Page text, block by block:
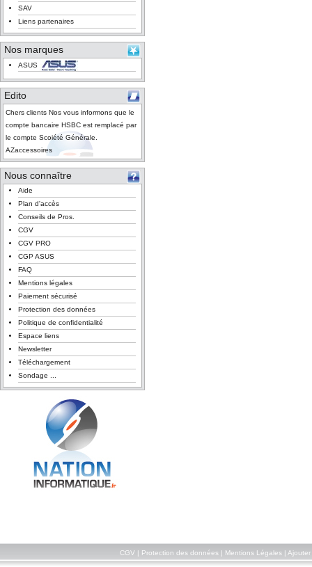
SAV
Liens partenaires
Nos marques
ASUS
Edito
Chers clients Nos vous informons que le
compte bancaire HSBC est remplacé par
le compte Scoiété Générale.
AZaccessoires
Nous connaître
Aide
Plan d'accès
Conseils de Pros.
CGV
CGV PRO
CGP ASUS
FAQ
Mentions légales
Paiement sécurisé
Protection des données
Politique de confidentialité
Espace liens
Newsletter
Téléchargement
Sondage ...
CGV Protection des données| Mentions Légales| Ajouter